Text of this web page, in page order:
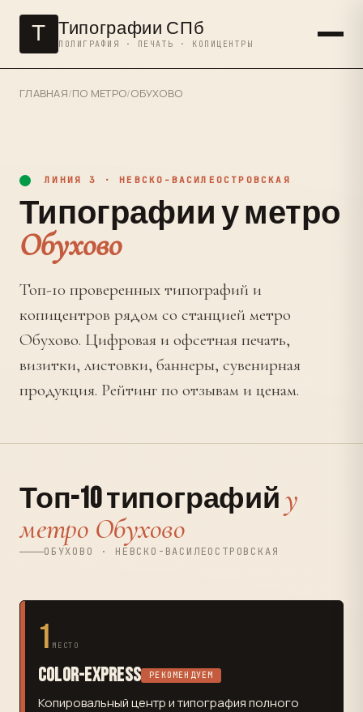
Т Типографии СПб
ПОЛИГРАФИЯ · ПЕЧАТЬ · КОПИЦЕНТРЫ
ГЛАВНАЯ/ПО МЕТРО/ОБУХОВО
ЛИНИЯ 3 · НЕВСКО-ВАСИЛЕОСТРОВСКАЯ
Типографии у метро
Обухово
Топ-10 проверенных типографий и
копицентров рядом со станцией метро
Обухово. Цифровая и офсетная печать,
визитки, листовки, баннеры, сувенирная
продукция. Рейтинг по отзывам и ценам.
Топ-10 типографийу
метро Обухово
ОБУХОВО · НЕВСКО-ВАСИЛЕОСТРОВСКАЯ
1 МЕСТО
Color-Express РЕКОМЕНДУЕМ
Копировальный центр и типография полного